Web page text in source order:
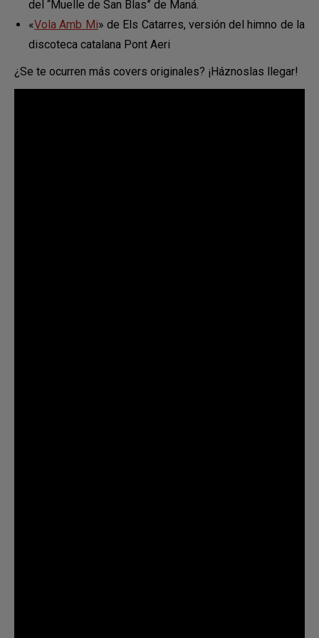
del “Muelle de San Blas” de Maná.
«Vola Amb Mi» de Els Catarres, versión del himno de la
discoteca catalana Pont Aeri
¿Se te ocurren más covers originales? ¡Háznoslas llegar!